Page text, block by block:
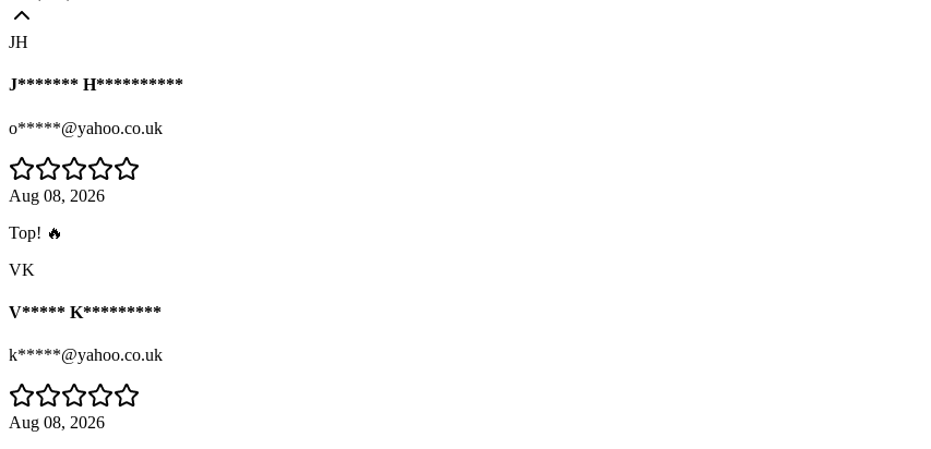
JH
J******* H**********
o*****@yahoo.co.uk
Aug 08, 2026
Top! 🔥
VK
V***** K*********
k*****@yahoo.co.uk
Aug 08, 2026